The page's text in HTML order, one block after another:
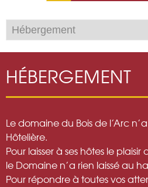
HÉBERGEMENT
Le domaine du Bois de l’Arc
Hôtelière.
Pour laisser à ses hôtes le plaisir
le Domaine n’a rien laissé au
Pour répondre à toutes vos